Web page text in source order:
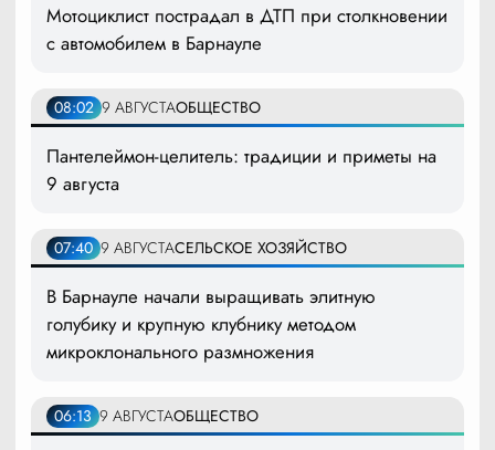
Мотоциклист пострадал в ДТП при столкновении
с автомобилем в Барнауле
08:02 9 АВГУСТАОБЩЕСТВО
Пантелеймон-целитель: традиции и приметы на
9 августа
07:40 9 АВГУСТАСЕЛЬСКОЕ ХОЗЯЙСТВО
В Барнауле начали выращивать элитную
голубику и крупную клубнику методом
микроклонального размножения
06:13 9 АВГУСТАОБЩЕСТВО